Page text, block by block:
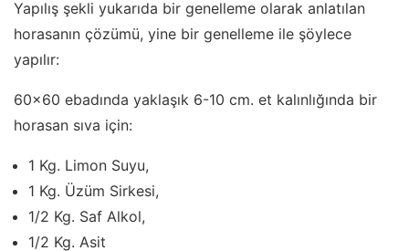
Yapılış şekli yukarıda bir genelleme olarak anlatılan
horasanın çözümü, yine bir genelleme ile şöylece
yapılır:
60×60 ebadında yaklaşık 6-10 cm. et kalınlığında bir
horasan sıva için:
1 Kg. Limon Suyu,
1 Kg. Üzüm Sirkesi,
1/2 Kg. Saf Alkol,
1/2 Kg. Asit